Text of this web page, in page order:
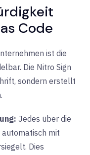
Code
ist die
Die Nitro Sign
sondern erstellt
Jedes über die
mit
Dies